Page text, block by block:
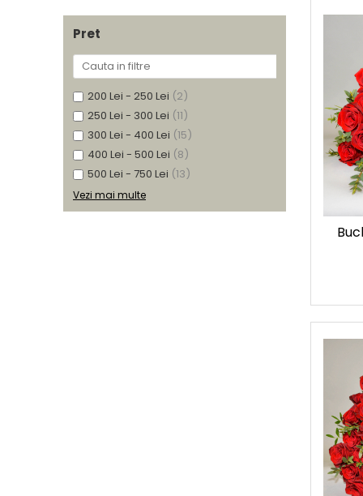
Pret
200 Lei - 250 Lei (2)
250 Lei - 300 Lei (11)
300 Lei - 400 Lei (15)
400 Lei - 500 Lei (8)
500 Lei - 750 Lei (13)
Vezi mai multe